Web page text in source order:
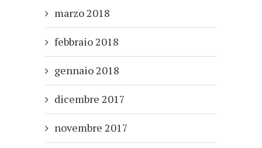
marzo 2018
febbraio 2018
gennaio 2018
dicembre 2017
novembre 2017